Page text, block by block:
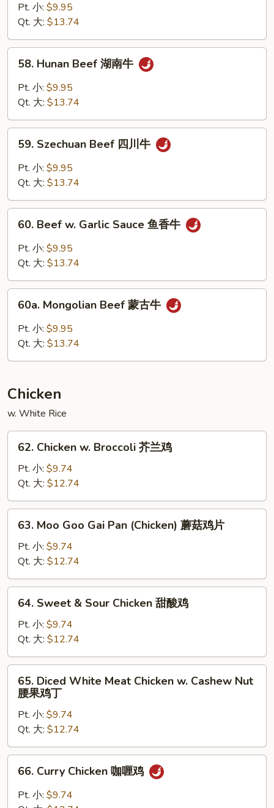
Scallions
葱
爆
Pt. 小: $9.95
Qt. 大: $13.74
Hunan
Beef
牛
58. Hunan Beef 湖南牛
Pt. 小: $9.95
Qt. 大: $13.74
Szechuan
Beef
牛
59. Szechuan Beef 四川牛
Pt. 小: $9.95
Qt. 大: $13.74
Beef
Garlic
鱼
60. Beef w. Garlic Sauce 鱼香牛
Pt. 小: $9.95
Qt. 大: $13.74
Mongolian
Beef
60a. Mongolian Beef 蒙古牛
Pt. 小: $9.95
Qt. 大: $13.74
Chicken
w. White Rice
Chicken
Broccoli
芥
兰
62. Chicken w. Broccoli 芥兰鸡
Pt. 小: $9.74
Qt. 大: $12.74
Moo
Goo
Gai
Pan
(Chicken)
63. Moo Goo Gai Pan (Chicken) 蘑菇鸡片
Pt. 小: $9.74
Qt. 大: $12.74
Sweet
Sour
Chicken
甜
64. Sweet & Sour Chicken 甜酸鸡
Pt. 小: $9.74
Qt. 大: $12.74
Diced
White
Meat
Chicken
w.
Cashew
Nut
65. Diced White Meat Chicken w. Cashew Nut
腰果鸡丁
Pt. 小: $9.74
Qt. 大: $12.74
Curry
Chicken
66. Curry Chicken 咖喱鸡
Pt. 小: $9.74